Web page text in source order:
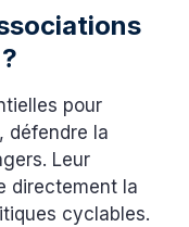
pour
défendre la
Leur
directement la
cyclables.